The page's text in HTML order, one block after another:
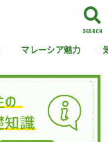
SEARCH
マレーシア魅力